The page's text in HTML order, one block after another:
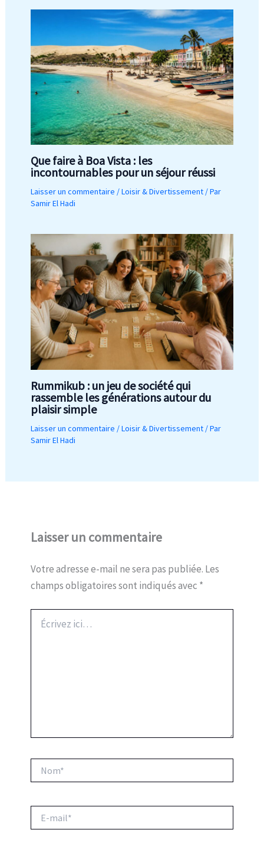
Que faire à Boa Vista : les
incontournables pour un séjour réussi
Laisser un commentaire /Loisir & Divertissement/ Par
Samir El Hadi
Rummikub : un jeu de société qui
rassemble les générations autour du
plaisir simple
Laisser un commentaire /Loisir & Divertissement/ Par
Samir El Hadi
Laisser un commentaire
Votre adresse e-mail ne sera pas publiée. Les
champs obligatoires sont indiqués avec *
ici…
mail*